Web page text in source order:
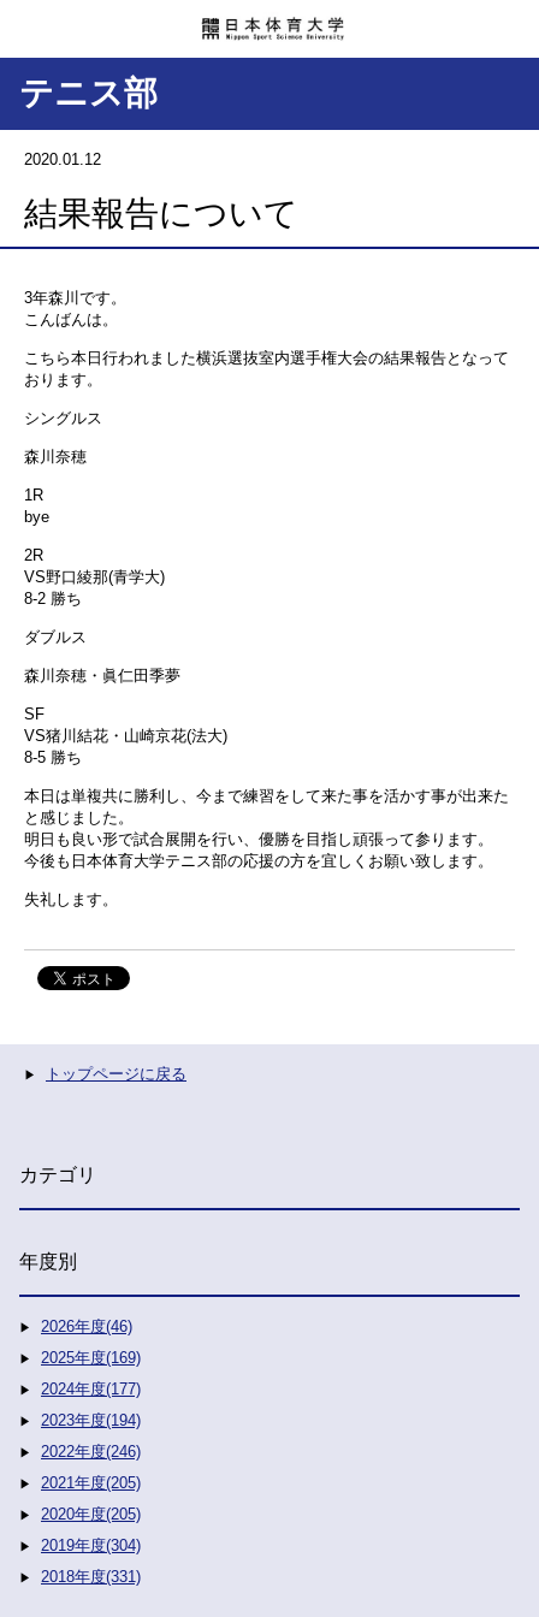
テニス部
2020.01.12
結果報告について
3年森川です。
こんばんは。
こちら本日行われました横浜選抜室内選手権大会の結果報告となって
おります。
シングルス
森川奈穂
1R
bye
2R
VS野口綾那(青学大)
8-2 勝ち
ダブルス
森川奈穂・眞仁田季夢
SF
VS猪川結花・山崎京花(法大)
8-5 勝ち
本日は単複共に勝利し、今まで練習をして来た事を活かす事が出来た
と感じました。
明日も良い形で試合展開を行い、優勝を目指し頑張って参ります。
今後も日本体育大学テニス部の応援の方を宜しくお願い致します。
失礼します。
トップページに戻る
カテゴリ
年度別
2026年度(46)
2025年度(169)
2024年度(177)
2023年度(194)
2022年度(246)
2021年度(205)
2020年度(205)
2019年度(304)
2018年度(331)